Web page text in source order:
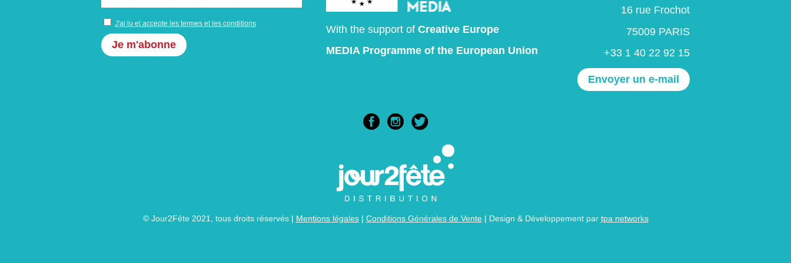
J'ai lu et accepte les termes et les conditions With the support of Creative Europe
MEDIA Programme of the European Union
16 rue Frochot
75009 PARIS
+33 1 40 22 92 15
Envoyer un e-mail
© Jour2Fête 2021, tous droits réservés | Mentions légales| Conditions Générales de Vente| Design & Développement par tpa networks